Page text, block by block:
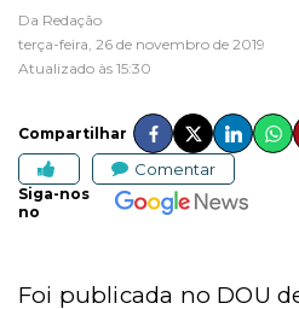
Da Redação
terça-feira, 26 de novembro de 2019
Atualizado às 15:30
Compartilhar
Comentar
Siga-nos
no
Foi publicada no DOU